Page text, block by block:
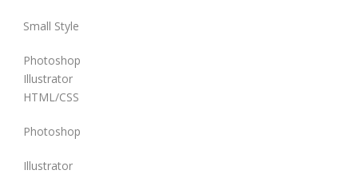
Small Style
Photoshop
Illustrator
HTML/CSS
Photoshop
Illustrator